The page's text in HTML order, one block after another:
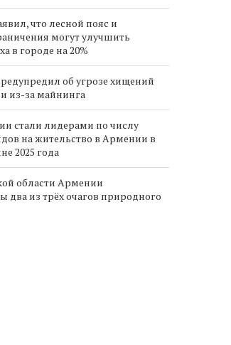
что лесной пояс и
могут улучшить
в городе на 20%
об угрозе хищений
из-за майнинга
стали лидерами по числу
на жительство в Армении в
2025 года
области Армении
два из трёх очагов природного